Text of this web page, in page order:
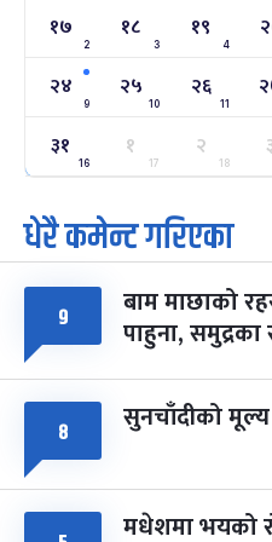
सोम फाल्गुन २४, २०८३- Mar 8,
२५
मंगल
ग्याल्पो ल्होसार
फाल्गुन २५, २०८३ Mar 9, 2027
७
आइत
पूर्णिमा व्रत
चैत्र ७, २०८३-Mar 21, 2027
८ फागुपूर्णिमा
चैत्र ८, २०८३-Mar 22, 2027
१७
2
१८
3
१९
4
२४
9
२५
10
२६
11
३१
16
१
17
२
18
धेरै कमेन्ट गरिएका
९ बाम माछाको
पाहुना, समुद्रका
८ सुनचाँदीको
मधेशमा भयको